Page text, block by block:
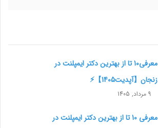
معرفی10 تا از بهترین دکتر ایمپلنت در
زنجان【آپدیت1405】⚡
9 مرداد, 1405
معرفی 10 تا از بهترین دکتر ایمپلنت در